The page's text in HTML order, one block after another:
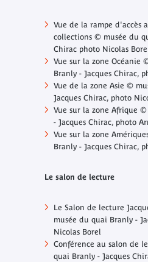
Vue de la rampe d'accès
collections © musée du
Chirac photo Nicolas
Vue sur la zone Océanie
Branly - Jacques Chirac,
Vue de la zone Asie ©
Jacques Chirac, photo
Vue sur la zone Afrique
- Jacques Chirac, photo
Vue sur la zone
Branly - Jacques Chirac,
Le salon de lecture
Le Salon de lecture
musée du quai Branly -
Nicolas Borel
Conférence au salon de
quai Branly - Jacques